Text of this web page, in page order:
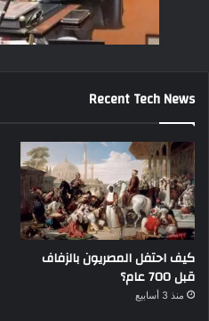
Recent Tech News
كيف احتفل المصريون بالزفاف
قبل 700 عام؟
منذ 3 أسابيع